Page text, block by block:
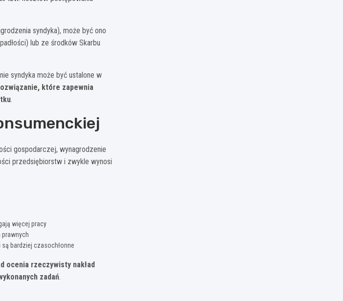
syndyka), może być ono
lub ze środków Skarbu
syndyka może być ustalone w
które zapewnia
.
gospodarczej, wynagrodzenie
przedsiębiorstw i zwykle wynosi
więcej pracy
bardziej czasochłonne
ocenia rzeczywisty nakład
zadań.